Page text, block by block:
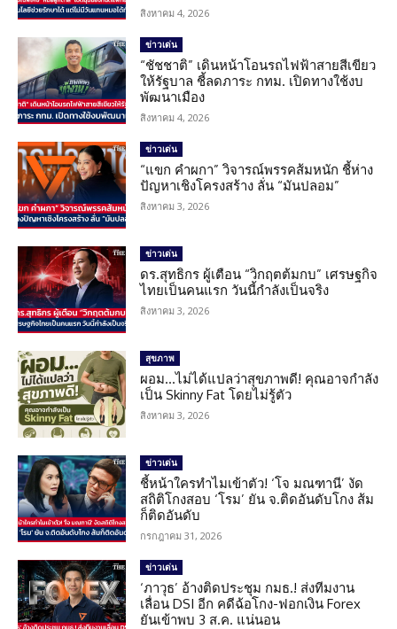
สิงหาคม 4, 2026
ข่าวเด่น
“ชัชชาติ” เดินหน้าโอนรถไฟฟ้าสายสีเขียว
ให้รัฐบาล ชี้ลดภาระ กทม. เปิดทางใช้งบ
พัฒนาเมือง
สิงหาคม 4, 2026
ข่าวเด่น
“แขก คำผกา” วิจารณ์พรรคส้มหนัก ชี้ห่าง
ปัญหาเชิงโครงสร้าง ลั่น “มันปลอม”
สิงหาคม 3, 2026
ข่าวเด่น
ดร.สุทธิกร ผู้เตือน “วิกฤตต้มกบ” เศรษฐกิจ
ไทยเป็นคนแรก วันนี้กำลังเป็นจริง
สิงหาคม 3, 2026
สุขภาพ
ผอม…ไม่ได้แปลว่าสุขภาพดี! คุณอาจกำลัง
เป็น Skinny Fat โดยไม่รู้ตัว
สิงหาคม 3, 2026
ข่าวเด่น
ชี้หน้าใครทำไมเข้าตัว! ‘โจ มณฑานี’ งัด
สถิติโกงสอบ ‘โรม’ ยัน จ.ติดอันดับโกง ส้ม
ก็ติดอันดับ
กรกฎาคม 31, 2026
ข่าวเด่น
‘ภาวุธ’ อ้างติดประชุม กมธ.! ส่งทีมงาน
เลื่อน DSI อีก คดีฉ้อโกง-ฟอกเงิน Forex
ยันเข้าพบ 3 ส.ค. แน่นอน